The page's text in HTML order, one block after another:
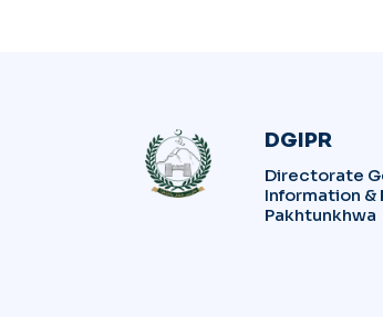
DGIPR
Directorate
Information &
Pakhtunkhwa